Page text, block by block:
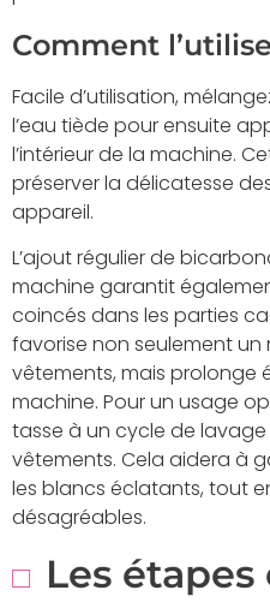
Comment
Facile d’utilisation,
l’eau tiède pour ensuite
l’intérieur de la machine.
préserver la délicatesse
appareil.
L’ajout régulier de
machine garantit
coincés dans les parties
favorise non seulement
vêtements, mais prolonge
machine. Pour un usage
tasse à un cycle de
vêtements. Cela aidera à
les blancs éclatants, tout
désagréables.
Les